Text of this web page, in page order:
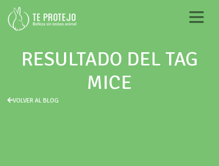
RESULTADO DEL TAG
MICE
VOLVER AL BLOG